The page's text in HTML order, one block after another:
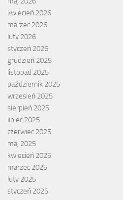
kwiecień 2026
marzec 2026
luty 2026
styczeń 2026
grudzień 2025
listopad 2025
październik 2025
wrzesień 2025
sierpień 2025
lipiec 2025
czerwiec 2025
maj 2025
kwiecień 2025
marzec 2025
luty 2025
styczeń 2025